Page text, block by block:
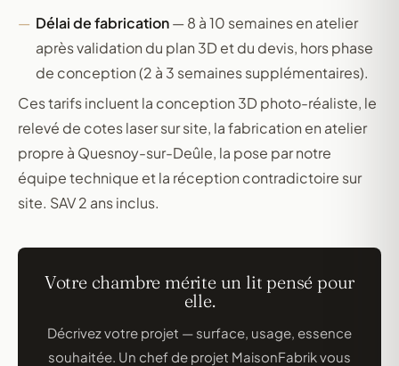
Délai de fabrication— 8 à 10 semaines en atelier
après validation du plan 3D et du devis, hors phase
de conception (2 à 3 semaines supplémentaires).
Ces tarifs incluent la conception 3D photo-réaliste, le
relevé de cotes laser sur site, la fabrication en atelier
propre à Quesnoy-sur-Deûle, la pose par notre
équipe technique et la réception contradictoire sur
site. SAV 2 ans inclus.
Votre chambre mérite un lit pensé pour
elle.
Décrivez votre projet — surface, usage, essence
souhaitée. Un chef de projet MaisonFabrik vous